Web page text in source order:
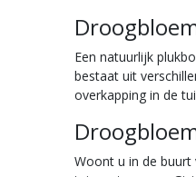
Een natuurlijk
bestaat uit
overkapping in de
Woont u in de buurt